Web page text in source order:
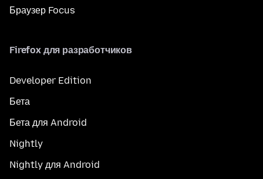
Браузер Focus
Firefox для разработчиков
Developer Edition
Бета
Бета для Android
Nightly
Nightly для Android